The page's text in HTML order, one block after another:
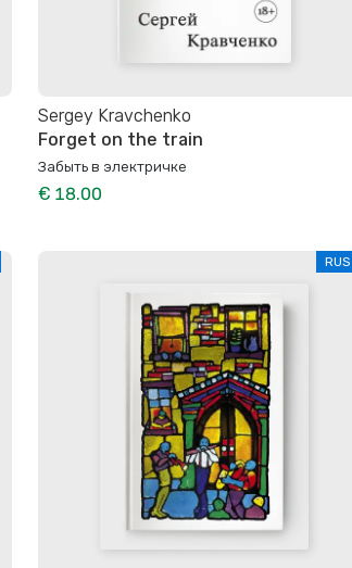
Sergey Kravchenko
Forget on the train
Забыть в электричке
€ 18.00
RUS